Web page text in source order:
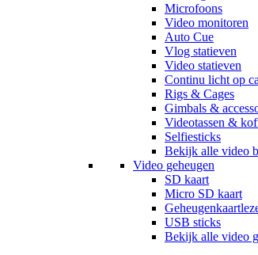
Microfoons
Video monitoren
Auto Cue
Vlog statieven
Video statieven
Continu licht op
Rigs & Cages
Gimbals &
Videotassen &
Selfiesticks
Bekijk alle video
Video geheugen
SD kaart
Micro SD kaart
USB sticks
Bekijk alle video